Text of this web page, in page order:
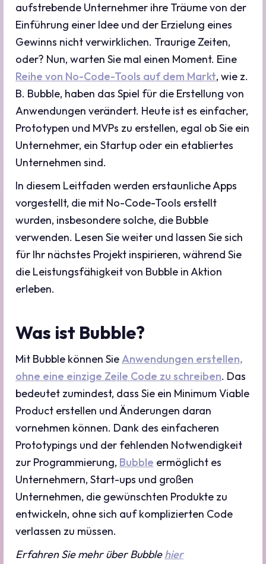
aufstrebende Unternehmer ihre Träume von der
Einführung einer Idee und der Erzielung eines
Gewinns nicht verwirklichen. Traurige Zeiten,
oder? Nun, warten Sie mal einen Moment. Eine
Reihe von No-Code-Tools auf dem Markt, wie z.
B. Bubble, haben das Spiel für die Erstellung von
Anwendungen verändert. Heute ist es einfacher,
Prototypen und MVPs zu erstellen, egal ob Sie ein
Unternehmer, ein Startup oder ein etabliertes
Unternehmen sind.
In diesem Leitfaden werden erstaunliche Apps
vorgestellt, die mit No-Code-Tools erstellt
wurden, insbesondere solche, die Bubble
verwenden. Lesen Sie weiter und lassen Sie sich
für Ihr nächstes Projekt inspirieren, während Sie
die Leistungsfähigkeit von Bubble in Aktion
erleben.
Was ist Bubble?
Mit Bubble können SieAnwendungen erstellen,
ohne eine einzige Zeile Code zu schreiben. Das
bedeutet zumindest, dass Sie ein Minimum Viable
Product erstellen und Änderungen daran
vornehmen können. Dank des einfacheren
Prototypings und der fehlenden Notwendigkeit
zur Programmierung, Bubble ermöglicht es
Unternehmern, Start-ups und großen
Unternehmen, die gewünschten Produkte zu
entwickeln, ohne sich auf komplizierten Code
verlassen zu müssen.
Erfahren Sie mehr über Bubblehier